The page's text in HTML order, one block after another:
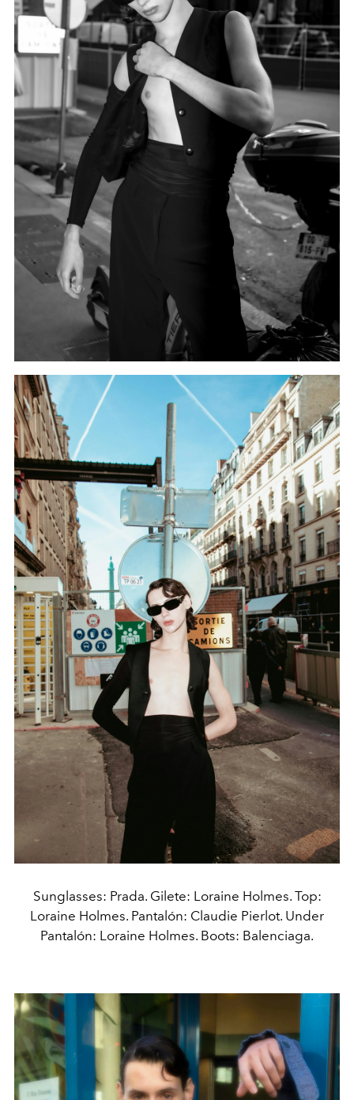
Sunglasses: Prada. Gilete: Loraine Holmes. Top:
Loraine Holmes. Pantalón: Claudie Pierlot. Under
Pantalón: Loraine Holmes. Boots: Balenciaga.